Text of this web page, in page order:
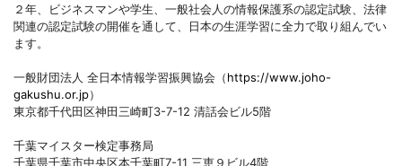
２年、ビジネスマンや学生、一般社会人の情報保護系の認定試験、法律
関連の認定試験の開催を通して、日本の生涯学習に全力で取り組んでい
ます。
一般財団法人 全日本情報学習振興協会（https://www.joho-
gakushu.or.jp）
東京都千代田区神田三崎町3-7-12 清話会ビル5階
千葉マイスター検定事務局
千葉県千葉市中央区本千葉町7-11 三恵９ビル4階